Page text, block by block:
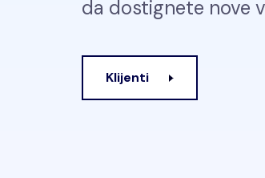
da dostignete nove
Klijenti